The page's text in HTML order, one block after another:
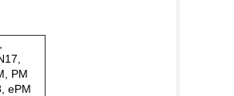
PM
ePM